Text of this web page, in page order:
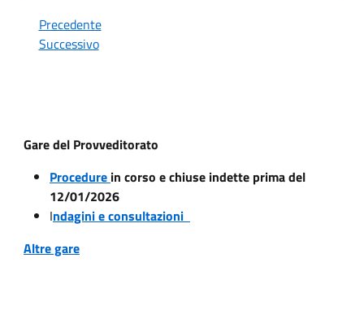
Precedente
Successivo
Gare del Provveditorato
Procedure in corso e chiuse indette prima del
12/01/2026
Indagini e consultazioni
Altre gare